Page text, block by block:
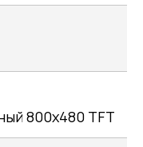
800х480 TFT